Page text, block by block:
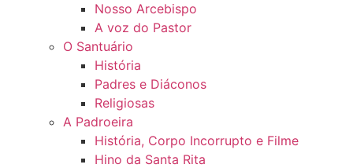
Nosso Arcebispo
A voz do Pastor
O Santuário
História
Padres e Diáconos
Religiosas
A Padroeira
História, Corpo Incorrupto e Filme
Hino da Santa Rita